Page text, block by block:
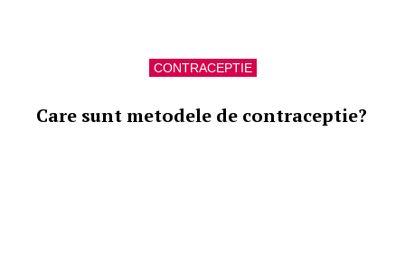
CONTRACEPTIE
Care sunt metodele de contraceptie?